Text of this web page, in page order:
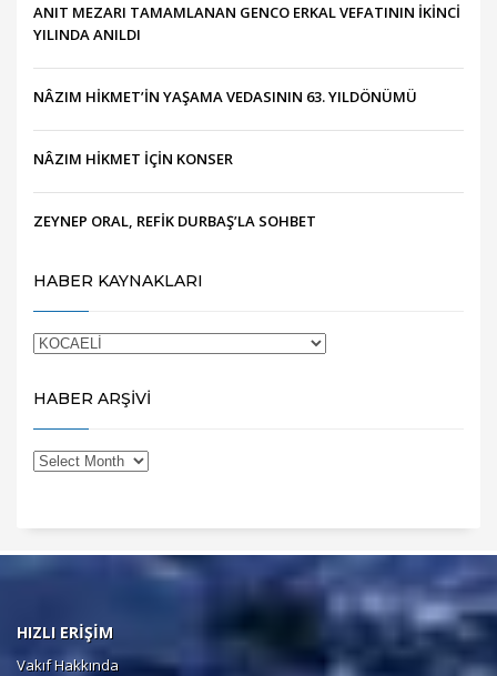
ANIT MEZARI TAMAMLANAN GENCO ERKAL VEFATININ İKİNCİ
YILINDA ANILDI
NÂZIM HİKMET’İN YAŞAMA VEDASININ 63. YILDÖNÜMÜ
NÂZIM HİKMET İÇİN KONSER
ZEYNEP ORAL, REFİK DURBAŞ’LA SOHBET
HABER KAYNAKLARI
HABER ARŞİVİ
HIZLI ERİŞİM
Vakıf Hakkında